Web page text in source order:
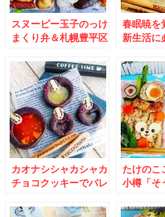
スヌーピー玉子のっけ
まくり弁＆札幌豊平区
ト」さん３月末で閉店
TT
春眠暁を
新生活に
カオナシシャカシャカ
チョコクッキーでバレ
のジビエ 鹿肉～あば
たけのこ
小樽「そ
「イカメ